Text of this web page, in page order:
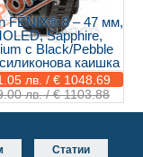
FĒNIX® 8 – 47 мм,
Sapphire,
с Black/Pebble
каишка
лв. / € 1048.69
лв. / € 1103.88
Статии